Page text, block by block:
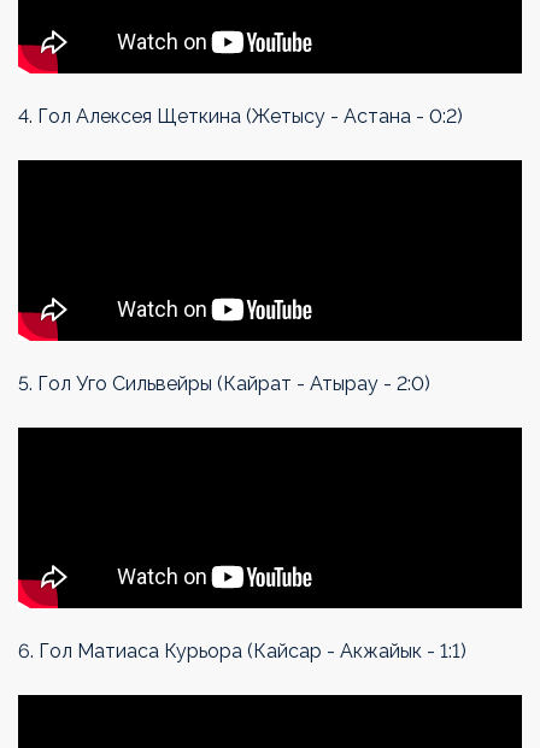
4. Гол Алексея Щеткина (Жетысу - Астана - 0:2)
5. Гол Уго Сильвейры (Кайрат - Атырау - 2:0)
6. Гол Матиаса Курьора (Кайсар - Акжайык - 1:1)